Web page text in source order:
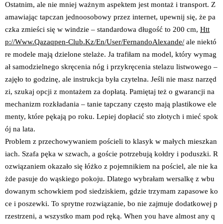
Ostatnim, ale nie mniej ważnym aspektem jest montaż i transport. Z
amawiając tapczan jednoosobowy przez internet, upewnij się, że pa
czka zmieści się w windzie – standardowa długość to 200 cm, Htt
p://Www.Qazaqpen-Club.Kz/En/User/FernandoAlexande/ ale niektó
re modele mają dzielone stelaże. Ja trafiłam na model, który wymag
ał samodzielnego skręcenia nóg i przykręcenia stelazu listwowego –
zajęło to godzinę, ale instrukcja była czytelna. Jeśli nie masz narzęd
zi, szukaj opcji z montażem za dopłatą. Pamiętaj też o gwarancji na
mechanizm rozkładania – tanie tapczany często mają plastikowe ele
menty, które pękają po roku. Lepiej dopłacić sto złotych i mieć spok
ój na lata.
Problem z przechowywaniem pościeli to klasyk w małych mieszkan
iach. Szafa pęka w szwach, a goście potrzebują kołdry i poduszki. R
ozwiązaniem okazało się łóżko z pojemnikiem na pościel, ale nie ka
żde pasuje do wąskiego pokoju. Dlatego wybrałam wersalkę z wbu
dowanym schowkiem pod siedziskiem, gdzie trzymam zapasowe ko
ce i poszewki. To sprytne rozwiązanie, bo nie zajmuje dodatkowej p
rzestrzeni, a wszystko mam pod ręką. When you have almost any q